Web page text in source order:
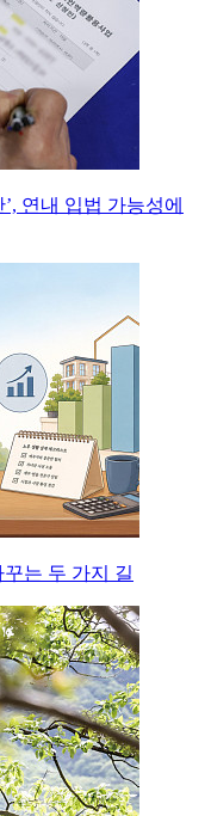
연내 입법 가능성에
는 두 가지 길